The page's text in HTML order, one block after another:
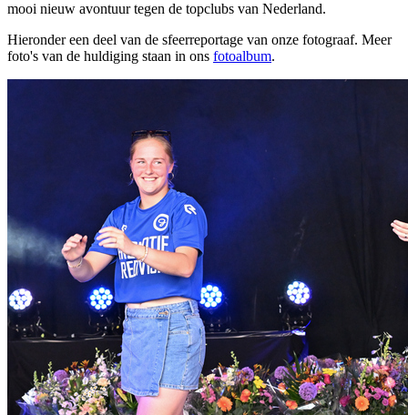
mooi nieuw avontuur tegen de topclubs van Nederland.
Hieronder een deel van de sfeerreportage van onze fotograaf. Meer
foto's van de huldiging staan in ons fotoalbum.